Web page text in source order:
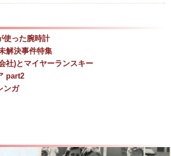
使った腕時計
解決事件特集
社)とマイヤーランスキー
part2
ンガ